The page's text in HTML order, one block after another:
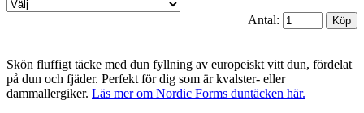
Antal:
Skön fluffigt täcke med dun fyllning av europeiskt vitt dun, fördelat
på dun och fjäder. Perfekt för dig som är kvalster- eller
dammallergiker. Läs mer om Nordic Forms duntäcken här.